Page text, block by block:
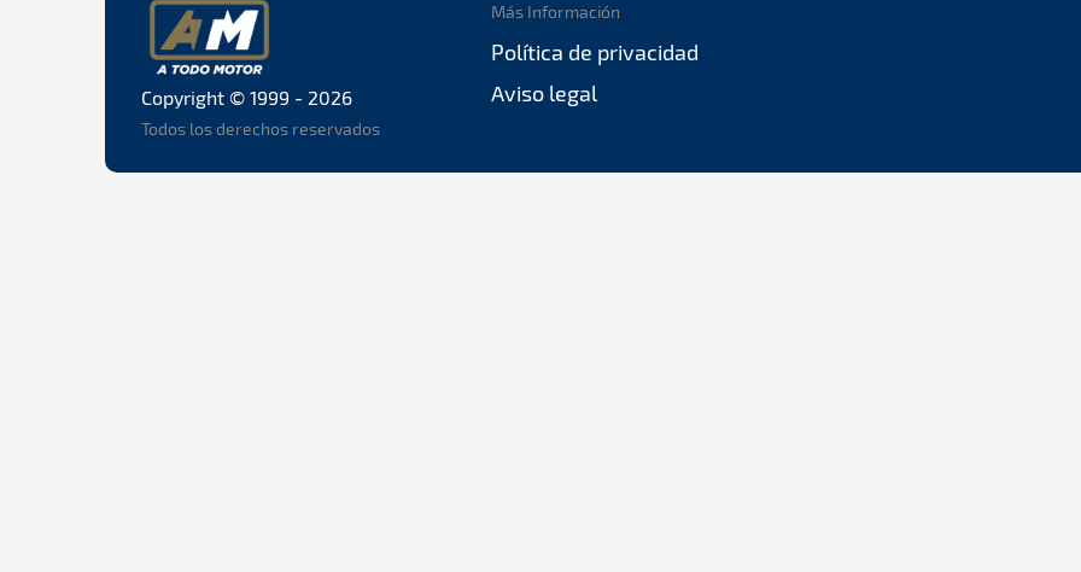
Copyright © 1999 - 2026
Todos los derechos reservados
Más Información
Política de privacidad
Aviso legal